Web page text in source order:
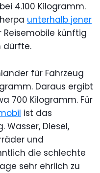
4.100 Kilogramm.
unterhalb jener
Reisemobile künftig
dürfte.
für Fahrzeug
Daraus ergibt
700 Kilogramm. Für
ist das
Wasser, Diesel,
und
die schlechte
sehr ehrlich zu